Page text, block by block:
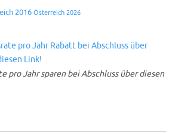
2016 Österreich 2026
pro Jahr sparen bei Abschluss über diesen